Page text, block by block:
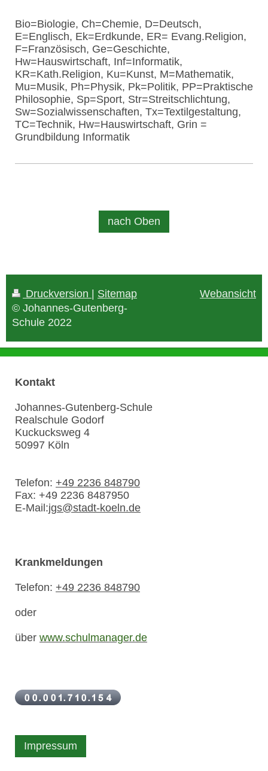
Bio=Biologie, Ch=Chemie, D=Deutsch,
E=Englisch, Ek=Erdkunde, ER= Evang.Religion,
F=Französisch, Ge=Geschichte,
Hw=Hauswirtschaft, Inf=Informatik,
KR=Kath.Religion, Ku=Kunst, M=Mathematik,
Mu=Musik, Ph=Physik, Pk=Politik, PP=Praktische
Philosophie, Sp=Sport, Str=Streitschlichtung,
Sw=Sozialwissenschaften, Tx=Textilgestaltung,
TC=Technik, Hw=Hauswirtschaft, Grin =
Grundbildung Informatik
nach Oben
Druckversion
Sitemap
© Johannes-Gutenberg-
Schule 2022
Webansicht
Kontakt
Johannes-Gutenberg-Schule
Realschule Godorf
Kuckucksweg 4
50997 Köln
Telefon: +49 2236 848790
Fax: +49 2236 8487950
E-Mail:jgs@stadt-koeln.de
Krankmeldungen
Telefon: +49 2236 848790
oder
über www.schulmanager.de
Impressum